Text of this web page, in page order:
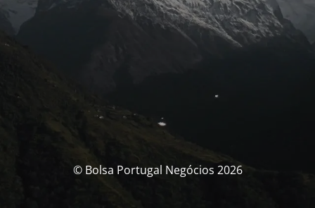
© Bolsa Portugal Negócios 2026